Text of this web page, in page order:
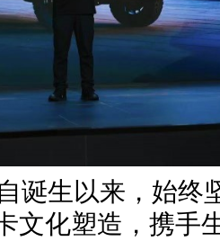
诞生以来，始终
文化塑造，携手